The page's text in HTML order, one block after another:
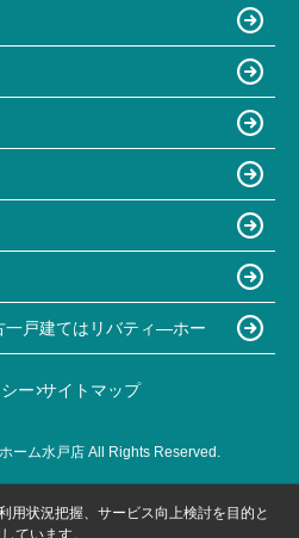
一戸建てはリバティ―ホー
ー サイトマップ
ーム水戸店 All Rights Reserved.
用状況把握、サービス向上検討を目的と
ています。